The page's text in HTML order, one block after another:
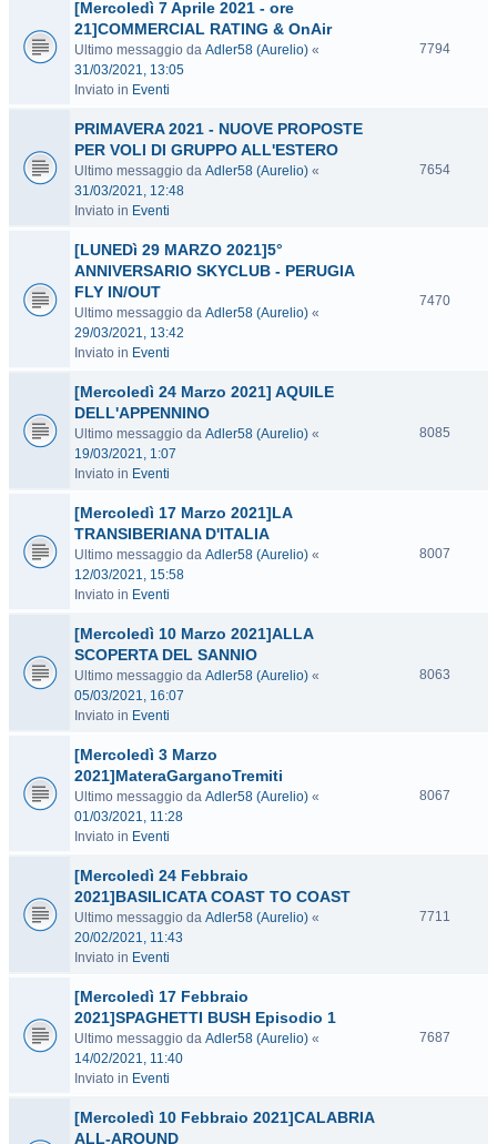
[Mercoledì 7 Aprile 2021 - ore
21]COMMERCIAL RATING & OnAir
Ultimo messaggio da Adler58 (Aurelio) «
31/03/2021, 13:05
Inviato in Eventi
7794
PRIMAVERA 2021 - NUOVE PROPOSTE
PER VOLI DI GRUPPO ALL'ESTERO
Ultimo messaggio da Adler58 (Aurelio) «
31/03/2021, 12:48
Inviato in Eventi
7654
[LUNEDì 29 MARZO 2021]5°
ANNIVERSARIO SKYCLUB - PERUGIA
FLY IN/OUT
Ultimo messaggio da Adler58 (Aurelio) «
29/03/2021, 13:42
Inviato in Eventi
7470
[Mercoledì 24 Marzo 2021] AQUILE
DELL'APPENNINO
Ultimo messaggio da Adler58 (Aurelio) «
19/03/2021, 1:07
Inviato in Eventi
8085
[Mercoledì 17 Marzo 2021]LA
TRANSIBERIANA D'ITALIA
Ultimo messaggio da Adler58 (Aurelio) «
12/03/2021, 15:58
Inviato in Eventi
8007
[Mercoledì 10 Marzo 2021]ALLA
SCOPERTA DEL SANNIO
Ultimo messaggio da Adler58 (Aurelio) «
05/03/2021, 16:07
Inviato in Eventi
8063
[Mercoledì 3 Marzo
2021]MateraGarganoTremiti
Ultimo messaggio da Adler58 (Aurelio) «
01/03/2021, 11:28
Inviato in Eventi
8067
[Mercoledì 24 Febbraio
2021]BASILICATA COAST TO COAST
Ultimo messaggio da Adler58 (Aurelio) «
20/02/2021, 11:43
Inviato in Eventi
7711
[Mercoledì 17 Febbraio
2021]SPAGHETTI BUSH Episodio 1
Ultimo messaggio da Adler58 (Aurelio) «
14/02/2021, 11:40
Inviato in Eventi
7687
[Mercoledì 10 Febbraio 2021]CALABRIA
ALL-AROUND